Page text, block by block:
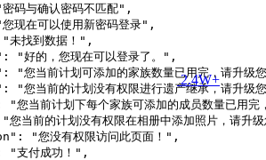
与确认密码不匹配",
在可以使用新密码登录",
找到数据！",
好的，您现在可以登录了。",
当前计划可添加的家族数量已用完，请升级
当前的计划没有权限进行遗产继承，请升级
当前计划下每个家族可添加的成员数量已用完
前的计划没有权限在相册中添加照片，请升级
"您没有权限访问此页面！",
支付成功！",
2.4W+